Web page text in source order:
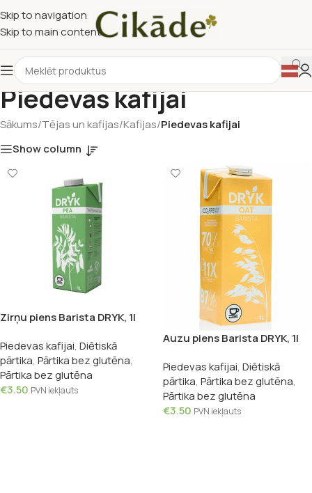
Skip to navigation
Skip to main content
Piedevas kafijai
Sākums/Tējas un kafijas/Kafijas/Piedevas kafijai
Show column
Zirņu piens Barista DRYK, 1l
Piedevas kafijai, Diētiskā
pārtika, Pārtika bez glutēna,
Pārtika bez glutēna
€3.50 PVN iekļauts
Auzu piens Barista DRYK, 1l
Piedevas kafijai, Diētiskā
pārtika, Pārtika bez glutēna,
Pārtika bez glutēna
€3.50 PVN iekļauts